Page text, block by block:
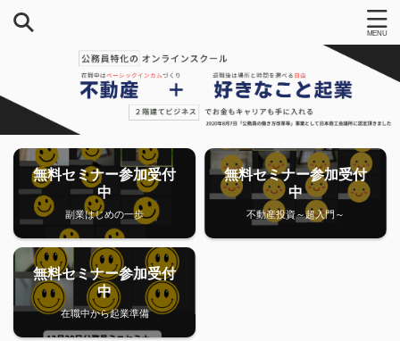
無料セミナー参加受付
中
副業はじめの一歩
無料セミナー参加受付
中
不動産投資～超入門～
無料セミナー参加受付
中
在職中から起業準備